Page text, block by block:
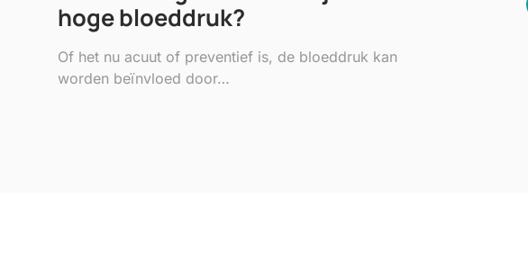
hoge bloeddruk?
Of het nu acuut of preventief is, de bloeddruk kan
worden beïnvloed door…